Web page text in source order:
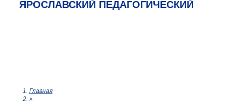
ЯРОСЛАВСКИЙ ПЕДАГОГИЧЕСКИЙ
Главная
»